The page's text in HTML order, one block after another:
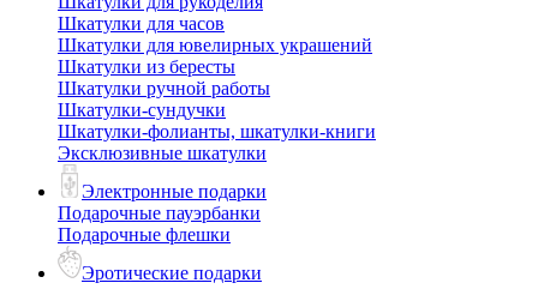
Шкатулки для часов
Шкатулки для ювелирных украшений
Шкатулки из бересты
Шкатулки ручной работы
Шкатулки-сундучки
Шкатулки-фолианты, шкатулки-книги
Эксклюзивные шкатулки
Электронные подарки
Подарочные пауэрбанки
Подарочные флешки
Эротические подарки